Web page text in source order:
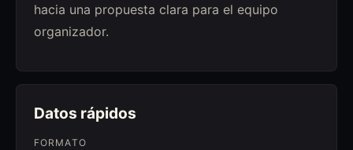
hacia una propuesta clara para el equipo
organizador.
Datos rápidos
FORMATO